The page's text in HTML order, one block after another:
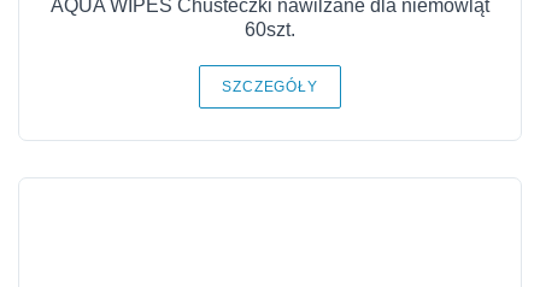
AQUA WIPES Chusteczki nawilżane dla niemowląt
60szt.
SZCZEGÓŁY